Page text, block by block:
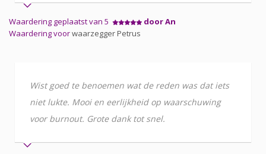
Waardering geplaatst van 5
door An
Waardering voorwaarzegger Petrus
Wist goed te benoemen wat de reden was dat iets
niet lukte. Mooi en eerlijkheid op waarschuwing
voor burnout. Grote dank tot snel.